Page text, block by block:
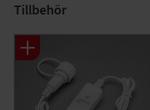
Tillbehör